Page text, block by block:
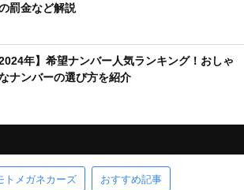
罰金など解説
2024年】希望ナンバー人気ランキング！おしゃ
ナンバーの選び方を紹介
トメガネカーズ おすすめ記事